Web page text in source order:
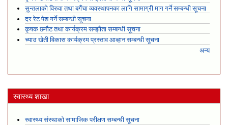
सुन्तलाको विरुवा तथा बगैंचा व्यवस्थापनका लागि सामाग्री माग गर्ने सम्बन्धी सूचना
दर रेट पेश गर्ने सम्बन्धी सूचना
कृषक छनौट तथा कार्यक्रम सम्झौता सम्बन्धी सूचना
च्याउ खेती विकास कार्यक्रम प्रस्ताव आव्हान सम्बन्धी सूचना
अन्य
स्वास्थ्य शाखा
स्वास्थ्य संस्थाको सामाजिक परीक्षण सम्बन्धी सूचना